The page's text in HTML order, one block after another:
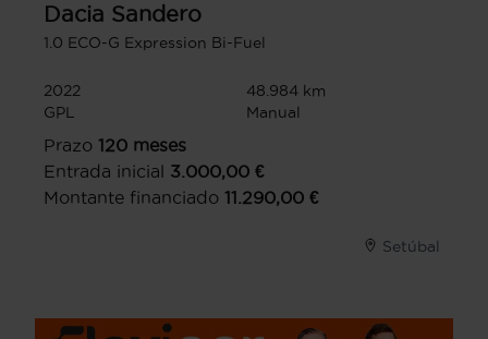
Dacia Sandero
1.0 ECO-G Expression Bi-Fuel
2022
48.984 km
GPL
Manual
Prazo 120 meses
Entrada inicial 3.000,00 €
Montante financiado 11.290,00 €
Setúbal